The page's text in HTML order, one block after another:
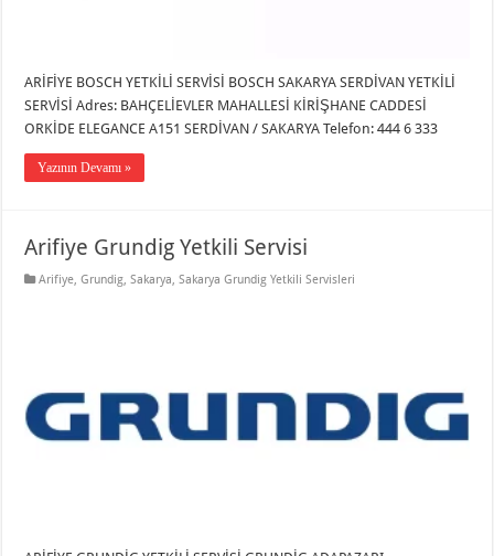
ARİFİYE BOSCH YETKİLİ SERVİSİ BOSCH SAKARYA SERDİVAN YETKİLİ
SERVİSİ Adres: BAHÇELİEVLER MAHALLESİ KİRİŞHANE CADDESİ
ORKİDE ELEGANCE A151 SERDİVAN / SAKARYA Telefon: 444 6 333
Yazının Devamı »
Arifiye Grundig Yetkili Servisi
Arifiye,Grundig,Sakarya,Sakarya Grundig Yetkili Servisleri